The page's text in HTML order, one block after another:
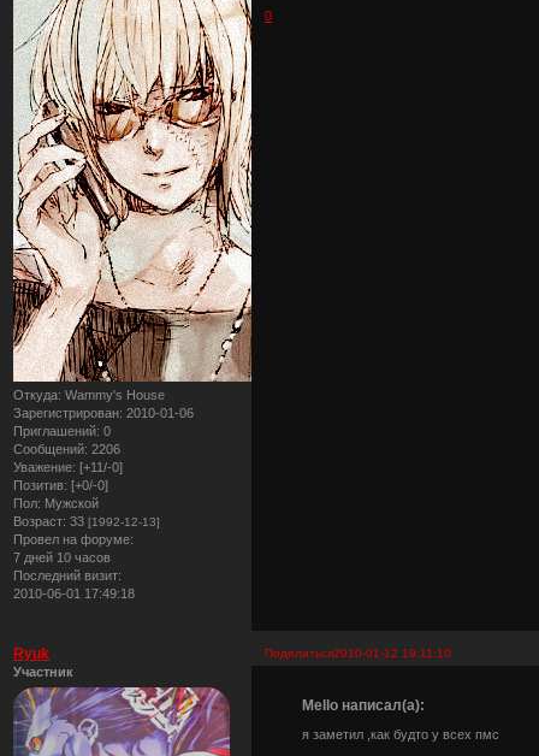
Откуда: Wammy's House
Зарегистрирован: 2010-01-06
Приглашений: 0
Сообщений: 2206
Уважение: [+11/-0]
Позитив: [+0/-0]
Пол: Мужской
Возраст: 33 [1992-12-13]
Провел на форуме:
7 дней 10 часов
Последний визит:
2010-06-01 17:49:18
0
Поделиться2010-01-12 19:11:10
Ryuk
Участник
Mello написал(а):
я заметил ,как будто у всех пмс